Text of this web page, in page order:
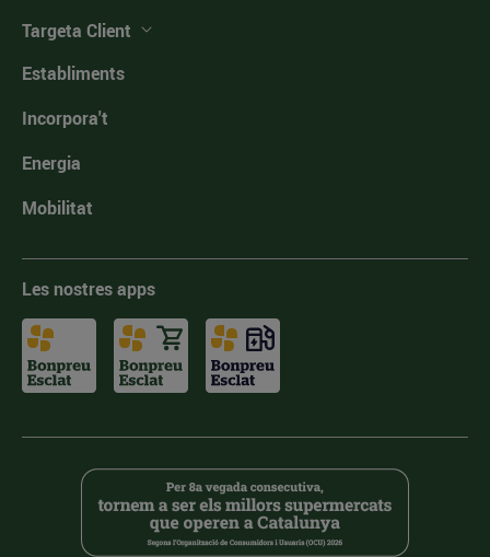
Targeta Client
Establiments
Incorpora't
Energia
Mobilitat
Les nostres apps